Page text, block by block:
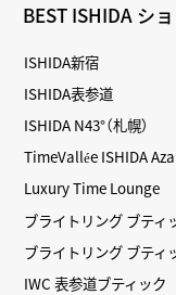
BEST ISHIDA シ
ISHIDA新宿
ISHIDA表参道
ISHIDA N43°（札幌）
TimeVallée ISHIDA
Luxury Time Lounge
ブライトリング ブティ
ブライトリング ブティ
IWC 表参道ブティック